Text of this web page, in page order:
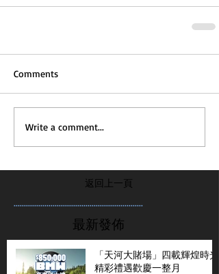
Comments
Write a comment...
返回上一頁
...............................................................
最新發佈
「天河大賭場」四載輝煌時光
精彩禮遇歡慶一整月